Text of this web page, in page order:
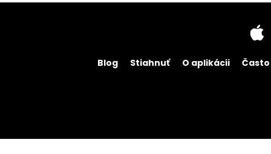
Blog Stiahnuť O aplikácii